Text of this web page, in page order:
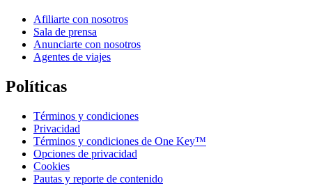
Afiliarte con nosotros
Sala de prensa
Anunciarte con nosotros
Agentes de viajes
Políticas
Términos y condiciones
Privacidad
Términos y condiciones de One Key™
Opciones de privacidad
Cookies
Pautas y reporte de contenido